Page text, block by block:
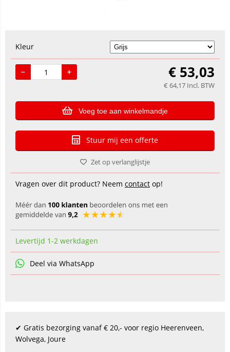
Kleur
€ 53,03
€ 64,17 Incl. BTW
Voeg toe aan winkelmandje
Stuur mij een offerte
Zet op verlanglijstje
Vragen over dit product? Neem contact op!
Levertijd 1-2 werkdagen
Deel via WhatsApp
✔ Gratis bezorging vanaf € 20,- voor regio Heerenveen,
Wolvega, Joure